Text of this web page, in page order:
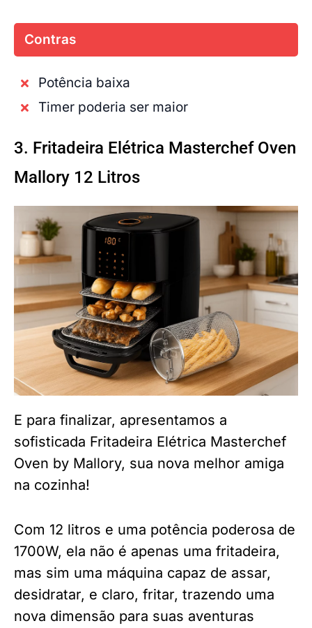
Contras
Potência baixa
Timer poderia ser maior
3. Fritadeira Elétrica Masterchef Oven
Mallory 12 Litros
E para finalizar, apresentamos a
sofisticada Fritadeira Elétrica Masterchef
Oven by Mallory, sua nova melhor amiga
na cozinha!
Com 12 litros e uma potência poderosa de
1700W, ela não é apenas uma fritadeira,
mas sim uma máquina capaz de assar,
desidratar, e claro, fritar, trazendo uma
nova dimensão para suas aventuras